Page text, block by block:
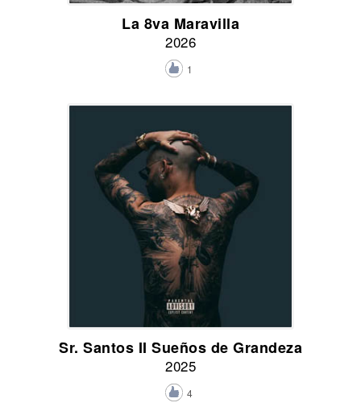
La 8va Maravilla
2026
1
Sr. Santos II Sueños de Grandeza
2025
4